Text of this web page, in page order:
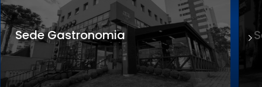
Sede Gastronomia